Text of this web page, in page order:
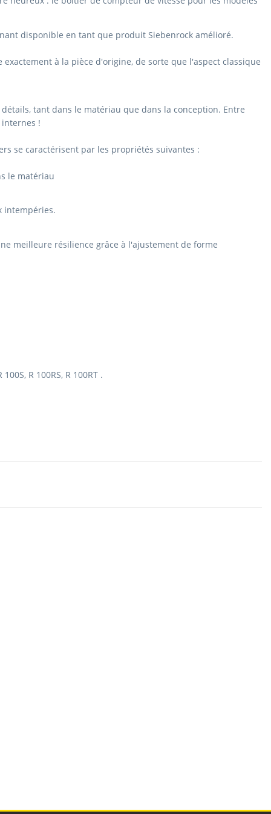
disponible en tant que produit Siebenrock amélioré.
à la pièce d'origine, de sorte que l'aspect classique
tant dans le matériau que dans la conception. Entre
!
se caractérisent par les propriétés suivantes :
le matériau
intempéries.
meilleure résilience grâce à l'ajustement de forme
R 100RS, R 100RT .